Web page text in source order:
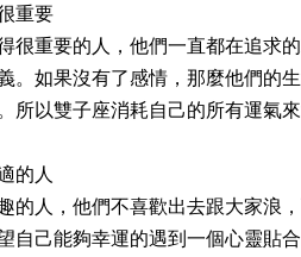
重要
重要的人，他們一直都在追求
。如果沒有了感情，那麼他們的
所以雙子座消耗自己的所有運氣來
的人
人，他們不喜歡出去跟大家浪
自己能夠幸運的遇到一個心靈貼